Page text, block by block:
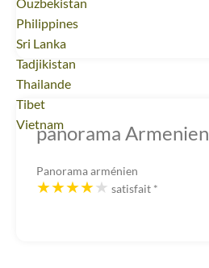
Voyage
Ouzbekistan
Voyage
Philippines
Voyage
Sri Lanka
Voyage
Tadjikistan
Voyage
Thailande
Voyage
Tibet
Voyage
Vietnam
panorama Armenien
Panorama arménien
satisfait *